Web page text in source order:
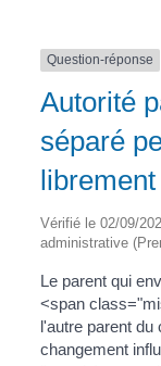
Question-réponse
Autorité
séparé
Vérifié le 02/09/
administrative
Le parent qui
<span
l'autre parent du
changement